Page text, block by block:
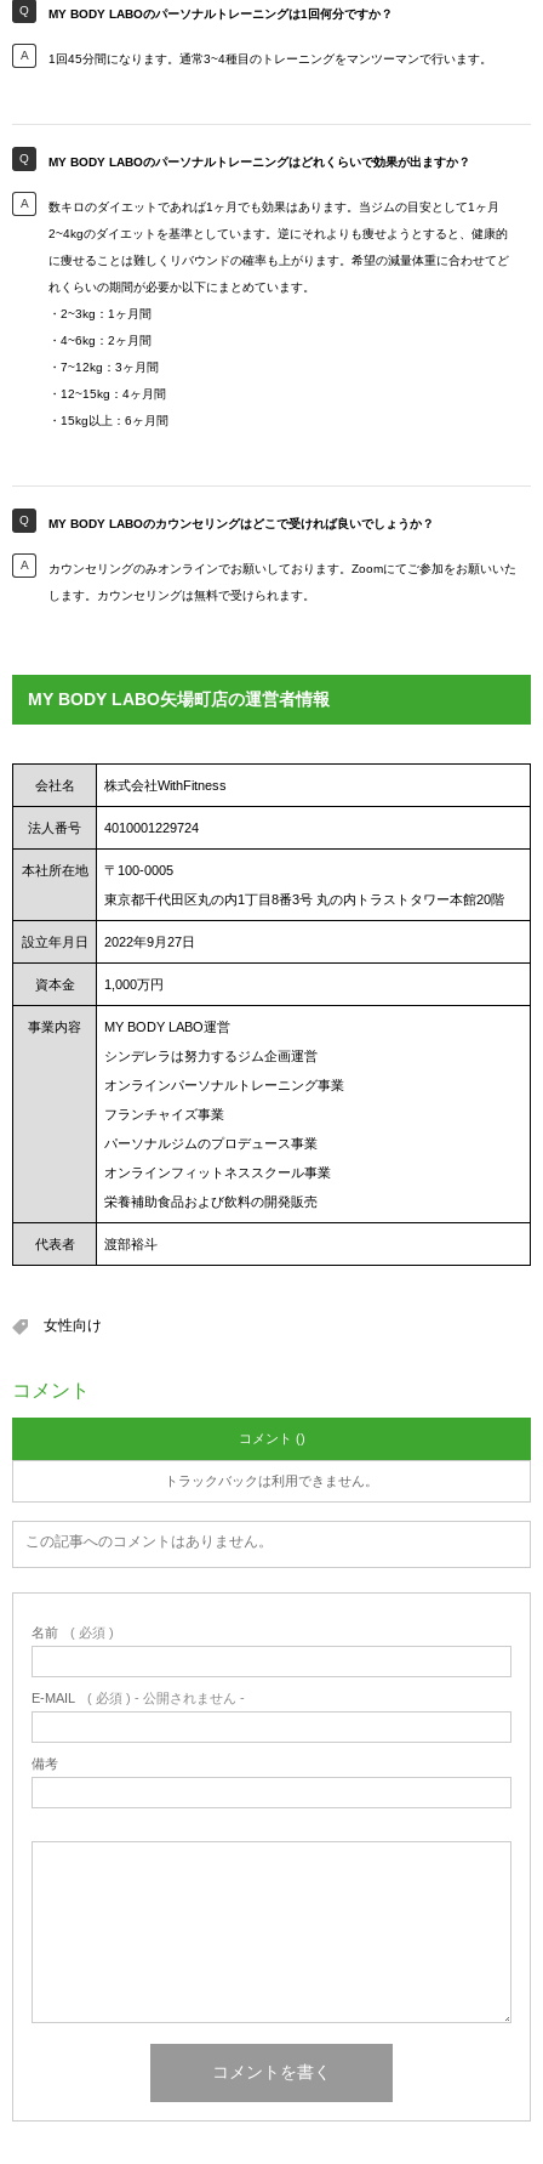
MY BODY LABOのパーソナルトレーニングは1回何分ですか？
1回45分間になります。通常3~4種目のトレーニングをマンツーマンで行います。
MY BODY LABOのパーソナルトレーニングはどれくらいで効果が出ますか？
数キロのダイエットであれば1ヶ月でも効果はあります。当ジムの目安として1ヶ月
2~4kgのダイエットを基準としています。逆にそれよりも痩せようとすると、健康的
に痩せることは難しくリバウンドの確率も上がります。希望の減量体重に合わせてど
れくらいの期間が必要か以下にまとめています。
・2~3kg：1ヶ月間
・4~6kg：2ヶ月間
・7~12kg：3ヶ月間
・12~15kg：4ヶ月間
・15kg以上：6ヶ月間
MY BODY LABOのカウンセリングはどこで受ければ良いでしょうか？
カウンセリングのみオンラインでお願いしております。Zoomにてご参加をお願いいた
します。カウンセリングは無料で受けられます。
MY BODY LABO矢場町店の運営者情報
会社名 株式会社WithFitness
法人番号 4010001229724
本社所在地
〒100-0005
東京都千代田区丸の内1丁目8番3号 丸の内トラストタワー本館20階
設立年月日 2022年9月27日
資本金 1,000万円
事業内容
MY BODY LABO運営
シンデレラは努力するジム企画運営
オンラインパーソナルトレーニング事業
フランチャイズ事業
パーソナルジムのプロデュース事業
オンラインフィットネススクール事業
栄養補助食品および飲料の開発販売
代表者 渡部裕斗
女性向け
コメント
コメント ()
トラックバックは利用できません。
この記事へのコメントはありません。
名前 ( 必須 )
E-MAIL ( 必須 ) - 公開されません -
備考